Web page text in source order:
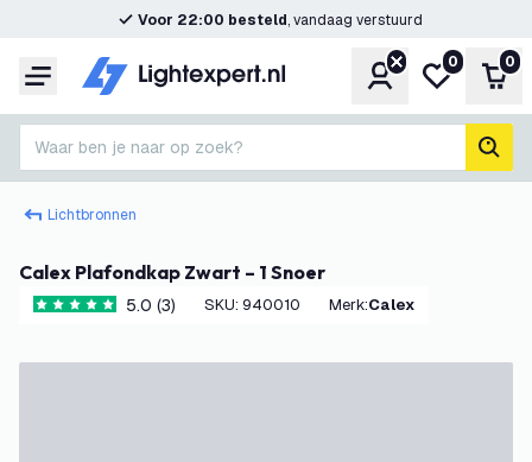
Voor 22:00 besteld, vandaag verstuurd
Menu Account
Mijn
0 0
Waar ben je naar op zoek?
Lichtbronnen
Calex Plafondkap Zwart – 1 Snoer
5 score sterren5.0 (3) SKU: 940010 Merk: Calex